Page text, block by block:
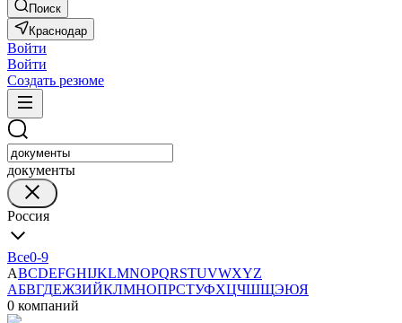
Поиск
Краснодар
Войти
Войти
Создать резюме
документы
Россия
Все0-9
ABCDEFGHIJKLMNOPQRSTUVWXYZ
АБВГДЕЖЗИЙКЛМНОПРСТУФХЦЧШЩЭЮЯ
0 компаний